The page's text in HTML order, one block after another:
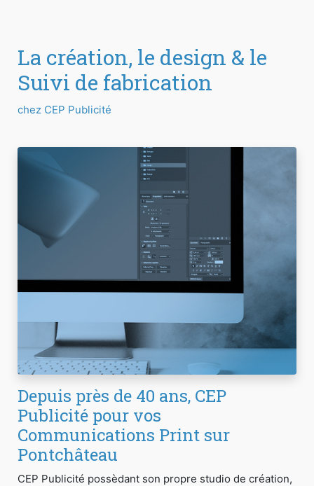
La création, le design & le
Suivi de fabrication
chez CEP Publicité
Depuis près de 40 ans, CEP
Publicité pour vos
Communications Print sur
Pontchâteau
CEP Publicité possèdant son propre studio de création,